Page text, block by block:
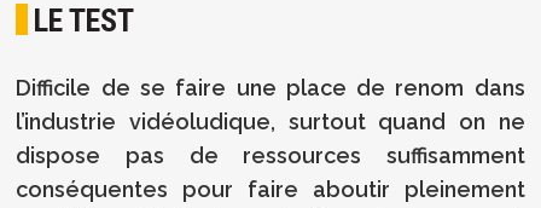
LE TEST
Difficile de se faire une place de renom dans
l’industrie vidéoludique, surtout quand on ne
dispose pas de ressources suffisamment
conséquentes pour faire aboutir pleinement